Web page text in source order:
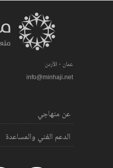
عمان - الأردن
info@minhaji.net
عن منهاجي
الدعم الفني والمساعدة